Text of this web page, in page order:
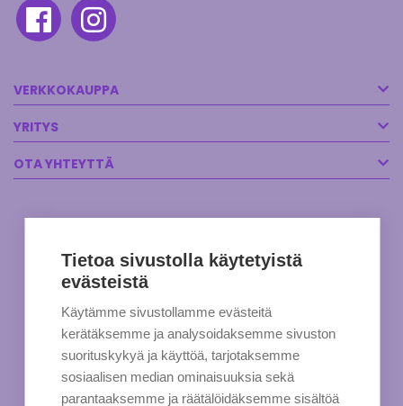
VERKKOKAUPPA
YRITYS
OTA YHTEYTTÄ
Tietoa sivustolla käytetyistä
evästeistä
Käytämme sivustollamme evästeitä
kerätäksemme ja analysoidaksemme sivuston
suorituskykyä ja käyttöä, tarjotaksemme
sosiaalisen median ominaisuuksia sekä
parantaaksemme ja räätälöidäksemme sisältöä